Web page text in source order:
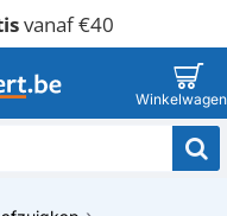
vanaf €40